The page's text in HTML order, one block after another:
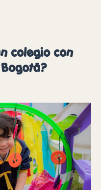
colegio con